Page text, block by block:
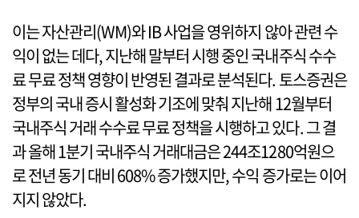
이는 자산관리(WM)와 IB 사업을 영위하지 않아 관련 수
익이 없는 데다, 지난해 말부터 시행 중인 국내주식 수수
료 무료 정책 영향이 반영된 결과로 분석된다. 토스증권은
정부의 국내 증시 활성화 기조에 맞춰 지난해 12월부터
국내주식 거래 수수료 무료 정책을 시행하고 있다. 그 결
과 올해 1분기 국내주식 거래대금은 244조1280억원으
로 전년 동기 대비 608% 증가했지만, 수익 증가로는 이어
지지 않았다.